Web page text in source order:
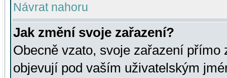
Návrat nahoru
Jak změní svoje zařazení?
Obecně vzato, svoje zařazení přímo
objevují pod vaším uživatelským